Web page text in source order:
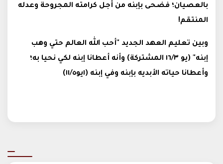
بالعصيان؛ فضحى بإبنه من أجل كرامته المجروحة وعدله
المنتقم!
وبين تعليم العهد الجديد "أحب الله العالم حتي وهب
إبنه" (يو ١٦/٣ المشتركة) وأنه أعطانا إبنه لكي نحيا به؛
وأعطانا حياته الأبديه بإبنه وفي إبنه (١يو١١/٥)